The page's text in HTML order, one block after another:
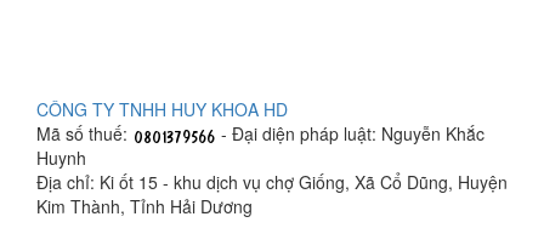
CÔNG TY TNHH HUY KHOA HD
Mã số thuế:
- Đại diện pháp luật: Nguyễn Khắc
Huynh
Địa chỉ: Ki ốt 15 - khu dịch vụ chợ Giống, Xã Cổ Dũng, Huyện
Kim Thành, Tỉnh Hải Dương